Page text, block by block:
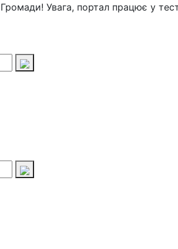
Громади! Увага, портал працює у